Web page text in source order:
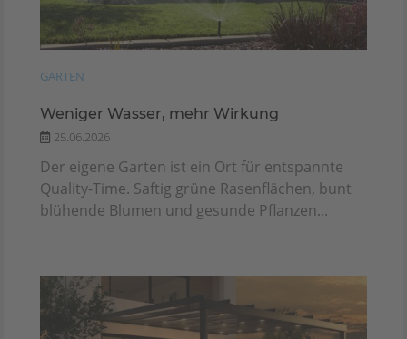
GARTEN
Weniger Wasser, mehr Wirkung
25.06.2026
Der eigene Garten ist ein Ort für entspannte
Quality-Time. Saftig grüne Rasenflächen, bunt
blühende Blumen und gesunde Pflanzen...